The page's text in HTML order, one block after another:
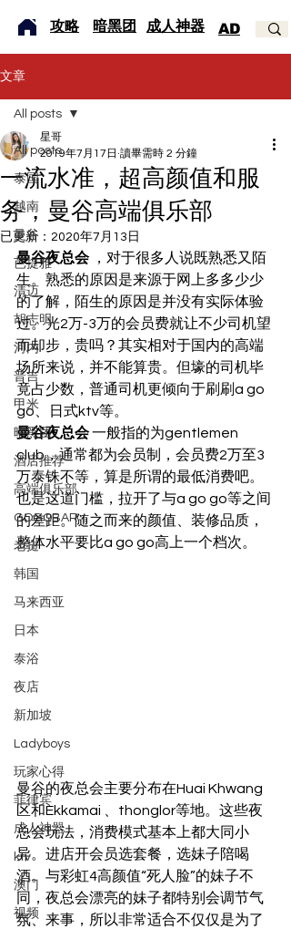
​攻略 暗黑团 成人神器 AD
文章
All posts
泰国
越南
曼谷
芭提雅
清迈
胡志明
河内
普吉
甲米
暗黑团
酒店推荐
高端俱乐部
GOGOBAR
老挝
韩国
马来西亚
日本
泰浴
夜店
新加坡
Ladyboys
玩家心得
菲律宾
成人神器
ktv
澳门
视频
All posts
一流水准，超高颜值和服
务，曼谷高端俱乐部
星哥
2019年7月17日 讀畢需時 2 分鐘
已更新： 2020年7月13日
曼谷夜总会 ，对于很多人说既熟悉又陌
生。熟悉的原因是来源于网上多多少少
的了解，陌生的原因是并没有实际体验
过。光2万-3万的会员费就让不少司机望
而却步，贵吗？其实相对于国内的高端
场所来说，并不能算贵。但壕的司机毕
竟占少数，普通司机更倾向于刷刷a go
go、日式ktv等。
曼谷夜总会 一般指的为gentlemen
club，通常都为会员制，会员费2万至3
万泰铢不等，算是所谓的最低消费吧。
也是这道门槛，拉开了与a go go等之间
的差距。随之而来的颜值、装修品质，
整体水平要比a go go高上一个档次。
曼谷的夜总会主要分布在Huai Khwang
区和Ekkamai 、thonglor等地。这些夜
总会玩法，消费模式基本上都大同小
异。进店开会员选套餐，选妹子陪喝
酒。与彩虹4高颜值“死人脸”的妹子不
同，夜总会漂亮的妹子都特别会调节气
氛、来事，所以非常适合不仅仅是为了